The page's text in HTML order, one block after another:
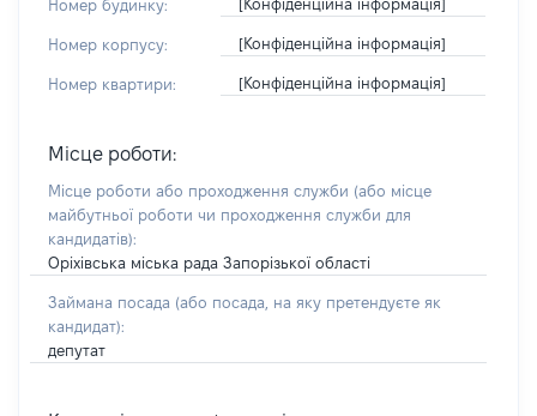
Номер будинку: [Конфіденційна інформація]
Номер корпусу: [Конфіденційна інформація]
Номер квартири: [Конфіденційна інформація]
Місце роботи:
Місце роботи або проходження служби (або місце
майбутньої роботи чи проходження служби для
кандидатів):
Оріхівська міська рада Запорізької області
Займана посада (або посада, на яку претендуєте як
кандидат):
депутат